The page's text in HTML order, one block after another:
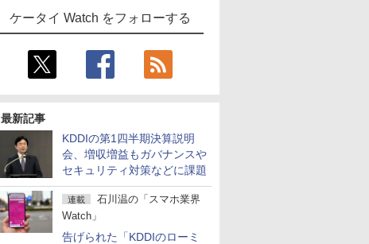
ケータイ Watch をフォローする
最新記事
KDDIの第1四半期決算説明
会、増収増益もガバナンスや
セキュリティ対策などに課題
連載
石川温の「スマホ業界
Watch」
告げられた「KDDIのローミ